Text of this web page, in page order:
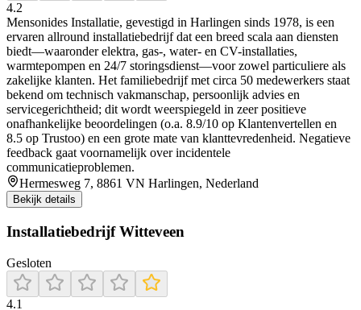
4.2
Mensonides Installatie, gevestigd in Harlingen sinds 1978, is een
ervaren allround installatiebedrijf dat een breed scala aan diensten
biedt—waaronder elektra, gas-, water- en CV-installaties,
warmtepompen en 24/7 storingsdienst—voor zowel particuliere als
zakelijke klanten. Het familiebedrijf met circa 50 medewerkers staat
bekend om technisch vakmanschap, persoonlijk advies en
servicegerichtheid; dit wordt weerspiegeld in zeer positieve
onafhankelijke beoordelingen (o.a. 8.9/10 op Klantenvertellen en
8.5 op Trustoo) en een grote mate van klanttevredenheid. Negatieve
feedback gaat voornamelijk over incidentele
communicatieproblemen.
Hermesweg 7, 8861 VN Harlingen, Nederland
Bekijk details
Installatiebedrijf Witteveen
Gesloten
4.1